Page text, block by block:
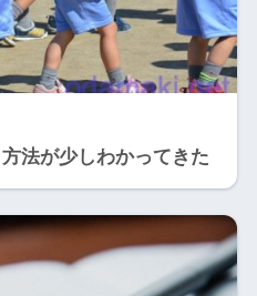
法が少しわかってきた